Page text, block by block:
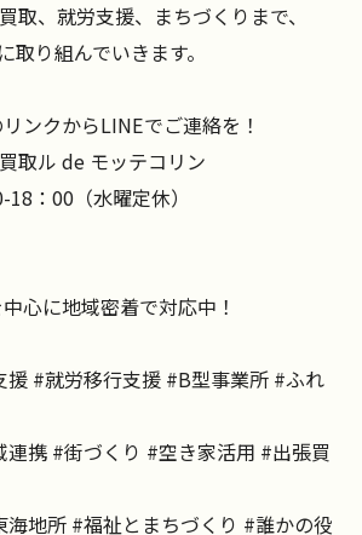
取、就労支援、まちづくりまで、
取り組んでいきます。
ンクからLINEでご連絡を！
取ル de モッテコリン
：00（水曜定休）
心に地域密着で対応中！
援 #就労移行支援 #B型事業所 #ふれ
連携 #街づくり #空き家活用 #出張買
地所 #福祉とまちづくり #誰かの役